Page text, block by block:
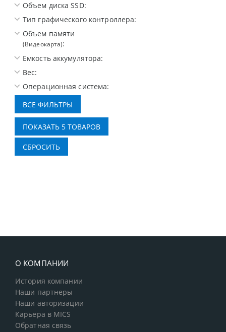
Объем диска SSD:
Тип графического контроллера:
Объем памяти
(Видеокарта):
Емкость аккумулятора:
Вес:
Операционная система:
О КОМПАНИИ
История компании
Наши партнеры
Наши авторизации
Карьера в MICS
Обратная связь